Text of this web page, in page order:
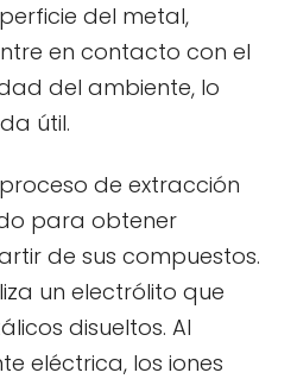
del metal,
en contacto con el
del ambiente, lo
útil.
de extracción
para obtener
de sus compuestos.
un electrólito que
disueltos. Al
eléctrica, los iones